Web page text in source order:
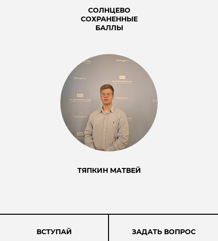
СОЛНЦЕВО
СОХРАНЕННЫЕ
БАЛЛЫ
ТЯПКИН МАТВЕЙ
ВСТУПАЙ ЗАДАТЬ ВОПРОС